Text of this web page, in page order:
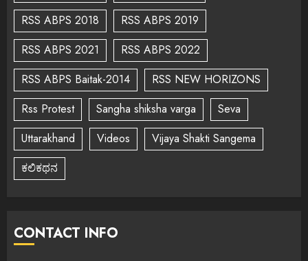
RSS ABPS 2018
RSS ABPS 2019
RSS ABPS 2021
RSS ABPS 2022
RSS ABPS Baitak-2014
RSS NEW HORIZONS
Rss Protest
Sangha shiksha varga
Seva
Uttarakhand
Videos
Vijaya Shakti Sangema
ಕಲಿಕಥನ
CONTACT INFO